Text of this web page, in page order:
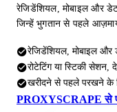
रेजिडेंशियल, मोबाइल और
जिन्हें भुगतान से पहले
रेजिडेंशियल, मोबाइल और
रोटेटिंग या स्टिकी सेशन,
खरीदने से पहले परखने के
PROXYSCRAPE से